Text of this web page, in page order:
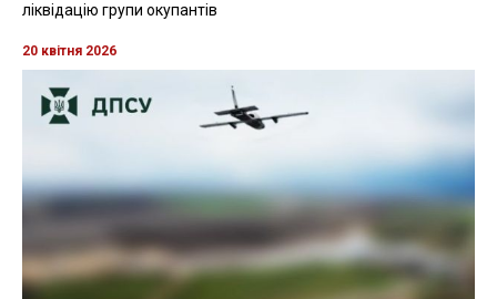
ліквідацію групи окупантів
20 квітня 2026